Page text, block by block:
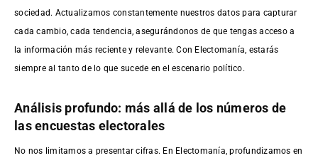
sociedad. Actualizamos constantemente nuestros datos para capturar
cada cambio, cada tendencia, asegurándonos de que tengas acceso a
la información más reciente y relevante. Con Electomanía, estarás
siempre al tanto de lo que sucede en el escenario político.
Análisis profundo: más allá de los números de
las encuestas electorales
No nos limitamos a presentar cifras. En Electomanía, profundizamos en